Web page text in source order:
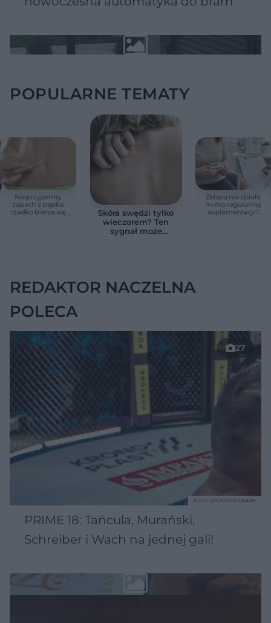
POPULARNE TEMATY
Nieprzyjemny
zapach z pępka
rzadko bierze się
Skóra swędzi tylko
wieczorem? Ten
sygnał może
Żelazo nie działa
mimo regularnej
suplementacji?
REDAKTOR NACZELNA
POLECA
27
PRIME 18: Tańcula, Murański,
Schreiber i Wach na jednej gali!
TEKST SPONSOROWANY